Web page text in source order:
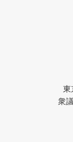
東
衆